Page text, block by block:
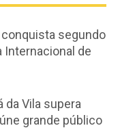
segundo
Internacional de
da Vila supera
grande público